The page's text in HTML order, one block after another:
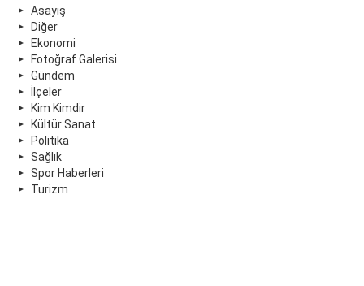
Asayiş
Diğer
Ekonomi
Fotoğraf Galerisi
Gündem
İlçeler
Kim Kimdir
Kültür Sanat
Politika
Sağlık
Spor Haberleri
Turizm